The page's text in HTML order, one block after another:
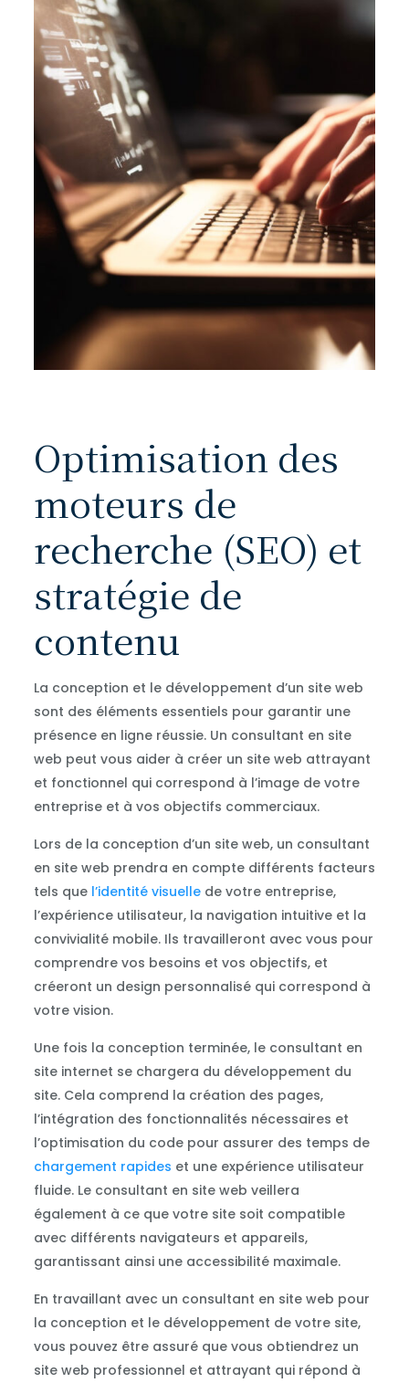
Optimisation des
moteurs de
recherche (SEO) et
stratégie de
contenu
La conception et le développement d’un site web
sont des éléments essentiels pour garantir une
présence en ligne réussie. Un consultant en site
web peut vous aider à créer un site web attrayant
et fonctionnel qui correspond à l’image de votre
entreprise et à vos objectifs commerciaux.
Lors de la conception d’un site web, un consultant
en site web prendra en compte différents facteurs
tels que l’identité visuellede votre entreprise,
l’expérience utilisateur, la navigation intuitive et la
convivialité mobile. Ils travailleront avec vous pour
comprendre vos besoins et vos objectifs, et
créeront un design personnalisé qui correspond à
votre vision.
Une fois la conception terminée, le consultant en
site internet se chargera du développement du
site. Cela comprend la création des pages,
l’intégration des fonctionnalités nécessaires et
l’optimisation du code pour assurer des temps de
chargement rapides et une expérience utilisateur
fluide. Le consultant en site web veillera
également à ce que votre site soit compatible
avec différents navigateurs et appareils,
garantissant ainsi une accessibilité maximale.
En travaillant avec un consultant en site web pour
la conception et le développement de votre site,
vous pouvez être assuré que vous obtiendrez un
site web professionnel et attrayant qui répond à